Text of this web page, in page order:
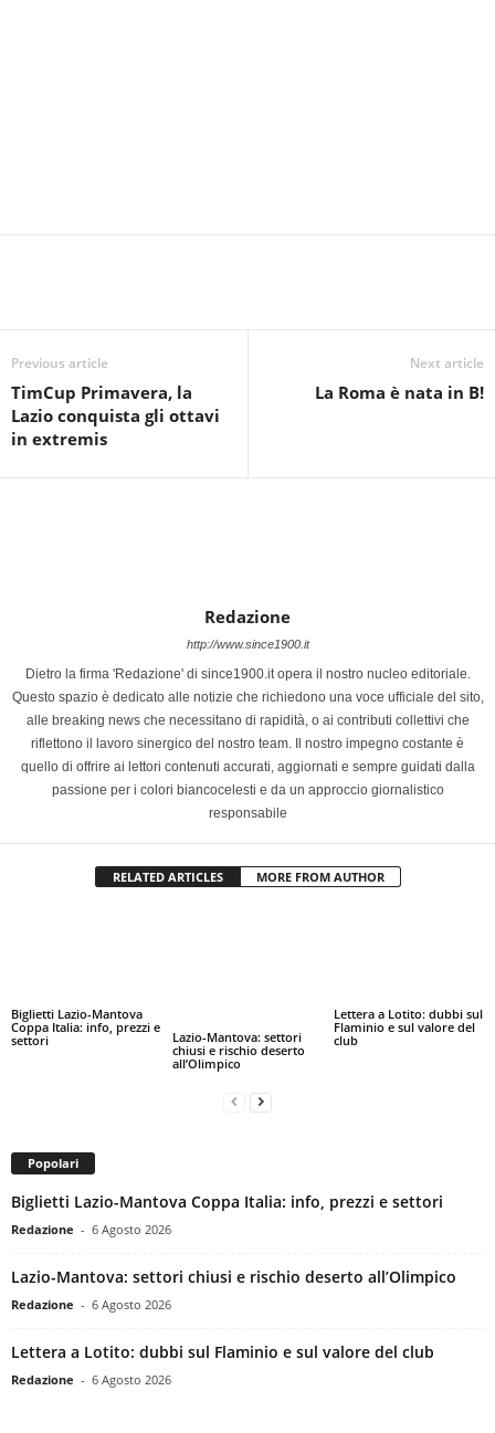
Previous article
TimCup Primavera, la
Lazio conquista gli ottavi
in extremis
Next article
La Roma è nata in B!
Redazione
http://www.since1900.it
Dietro la firma 'Redazione' di since1900.it opera il nostro nucleo editoriale.
Questo spazio è dedicato alle notizie che richiedono una voce ufficiale del sito,
alle breaking news che necessitano di rapidità, o ai contributi collettivi che
riflettono il lavoro sinergico del nostro team. Il nostro impegno costante è
quello di offrire ai lettori contenuti accurati, aggiornati e sempre guidati dalla
passione per i colori biancocelesti e da un approccio giornalistico
responsabile
RELATED ARTICLES MORE FROM AUTHOR
Biglietti Lazio-Mantova
Coppa Italia: info, prezzi e
settori
Lazio-Mantova: settori
chiusi e rischio deserto
all’Olimpico
Lettera a Lotito: dubbi sul
Flaminio e sul valore del
club
Popolari
Biglietti Lazio-Mantova Coppa Italia: info, prezzi e settori
Redazione - 6 Agosto 2026
Lazio-Mantova: settori chiusi e rischio deserto all’Olimpico
Redazione - 6 Agosto 2026
Lettera a Lotito: dubbi sul Flaminio e sul valore del club
Redazione - 6 Agosto 2026